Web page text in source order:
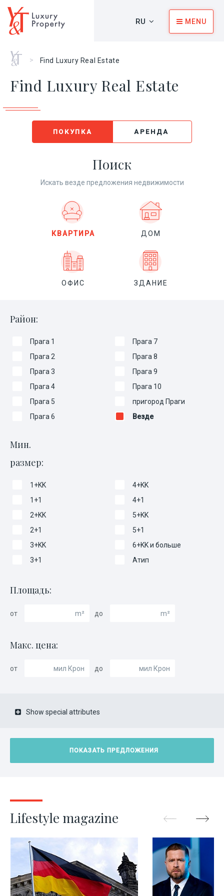
RU MENU
Главная
> Find Luxury Real Estate
Find Luxury Real Estate
ПОКУПКА АРЕНДА
Поиск
Искать везде предложения недвижимости
КВАРТИРА ДОМ
ОФИС ЗДАНИЕ
Район:
Прага 1
Прага 2
Прага 3
Прага 4
Прага 5
Прага 6
Прага 7
Прага 8
Прага 9
Прага 10
пригород Праги
Везде
Мин.
размер:
1+KK
1+1
2+KK
2+1
3+KK
3+1
4+KK
4+1
5+KK
5+1
6+KK и больше
Атип
Площадь:
от m² до m²
Макс. цена:
от мил Крон до мил Крон
Show special attributes
Lifestyle magazine